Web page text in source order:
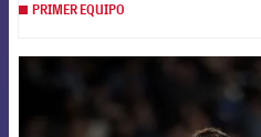
PRIMER EQUIPO